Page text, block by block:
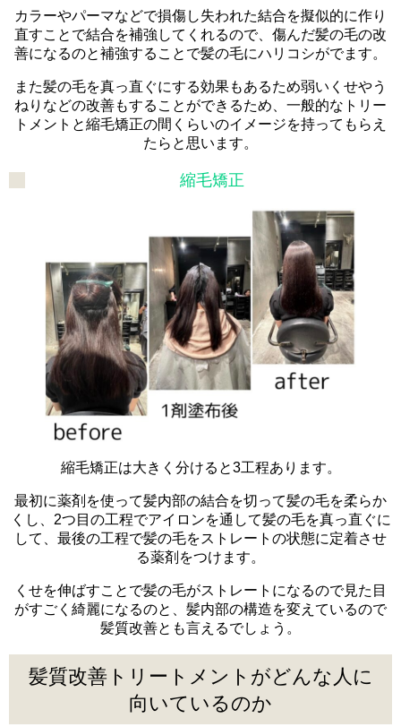
カラーやパーマなどで損傷し失われた結合を擬似的に作り
直すことで結合を補強してくれるので、傷んだ髪の毛の改
善になるのと補強することで髪の毛にハリコシがでます。
また髪の毛を真っ直ぐにする効果もあるため弱いくせやう
ねりなどの改善もすることができるため、一般的なトリー
トメントと縮毛矯正の間くらいのイメージを持ってもらえ
たらと思います。
縮毛矯正
縮毛矯正は大きく分けると3工程あります。
最初に薬剤を使って髪内部の結合を切って髪の毛を柔らか
くし、2つ目の工程でアイロンを通して髪の毛を真っ直ぐに
して、最後の工程で髪の毛をストレートの状態に定着させ
る薬剤をつけます。
くせを伸ばすことで髪の毛がストレートになるので見た目
がすごく綺麗になるのと、髪内部の構造を変えているので
髪質改善とも言えるでしょう。
髪質改善トリートメントがどんな人に
向いているのか